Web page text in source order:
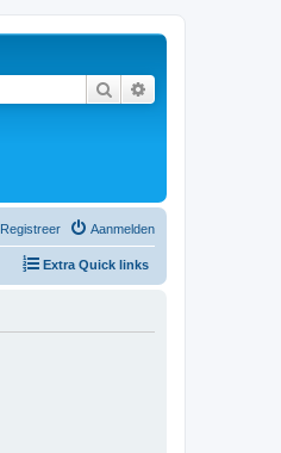
Zoek
Aanmelden
Registreer
Extra Quick links